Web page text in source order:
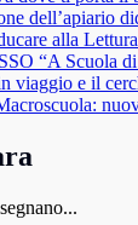
dell’apiario
alla
“A Scuola
viaggio e il